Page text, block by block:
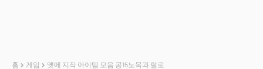
홈 게임 옛메 지작 아이템 모음 공15노목과 랄로